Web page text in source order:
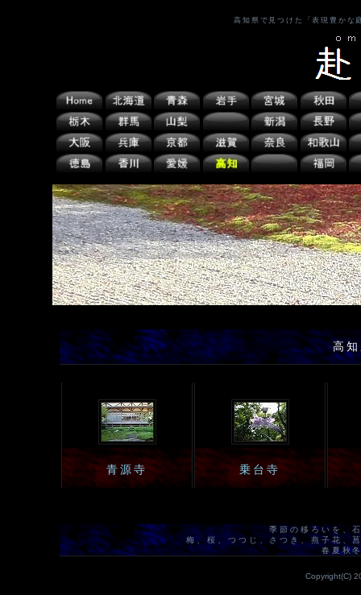
高知県で見つけた「表現豊かな
高
青源寺 乗台寺
季節の移ろいを、
梅、桜、つつじ、さつき、燕子花、
春夏秋
Copyright(C)